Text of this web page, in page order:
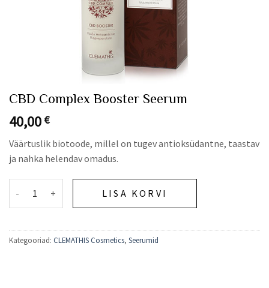
CBD Complex Booster Seerum
40,00 €
Väärtuslik biotoode, millel on tugev antioksüdantne, taastav
ja nahka helendav omadus.
LISA KORVI
Kategooriad: CLEMATHIS Cosmetics, Seerumid